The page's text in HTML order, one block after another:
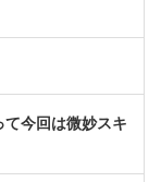
て今回は微妙スキ